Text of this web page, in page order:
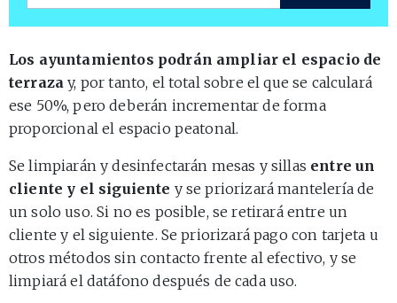
Los ayuntamientos podrán ampliar el espacio de
terraza y, por tanto, el total sobre el que se calculará
ese 50%, pero deberán incrementar de forma
proporcional el espacio peatonal.
Se limpiarán y desinfectarán mesas y sillas entre un
cliente y el siguiente y se priorizará mantelería de
un solo uso. Si no es posible, se retirará entre un
cliente y el siguiente. Se priorizará pago con tarjeta u
otros métodos sin contacto frente al efectivo, y se
limpiará el datáfono después de cada uso.